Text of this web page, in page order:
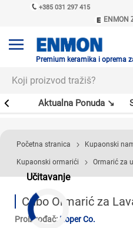
+385 031 297 415
ENMON
Premium keramika i oprema
Aktualna Ponuda ↘
Učitavanje
Početna stranica Kupaonski
Kupaonski ormarići Ormarić za
Cubo Ormarić za
Proizvođač: Roper Co.